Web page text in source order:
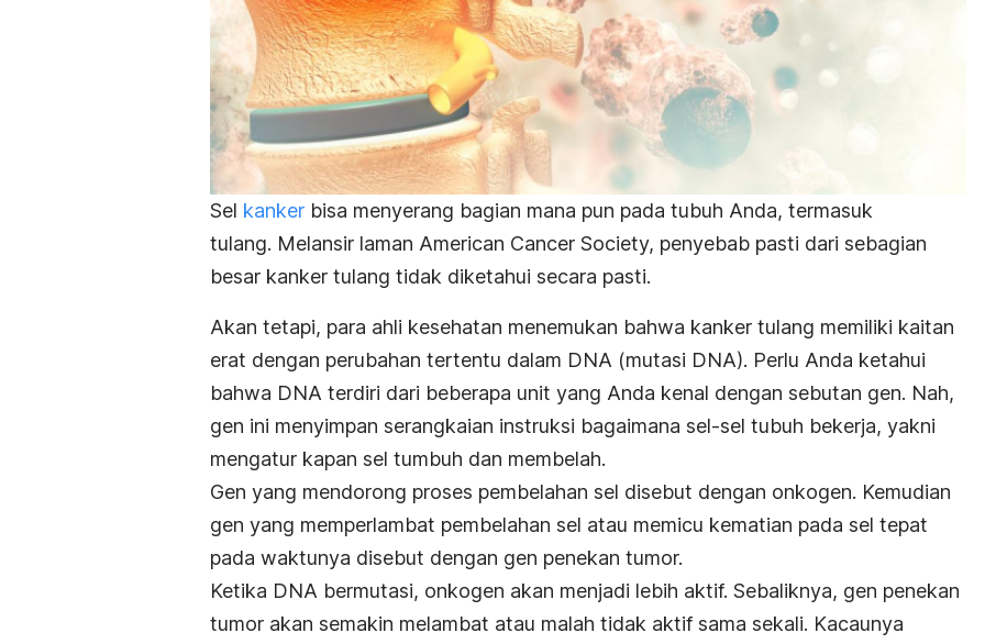
Sel kanker bisa menyerang bagian mana pun pada tubuh Anda, termasuk
tulang. Melansir laman American Cancer Society, penyebab pasti dari sebagian
besar kanker tulang tidak diketahui secara pasti.
Akan tetapi, para ahli kesehatan menemukan bahwa kanker tulang memiliki kaitan
erat dengan perubahan tertentu dalam DNA (mutasi DNA). Perlu Anda ketahui
bahwa DNA terdiri dari beberapa unit yang Anda kenal dengan sebutan gen. Nah,
gen ini menyimpan serangkaian instruksi bagaimana sel-sel tubuh bekerja, yakni
mengatur kapan sel tumbuh dan membelah.
Gen yang mendorong proses pembelahan sel disebut dengan onkogen. Kemudian
gen yang memperlambat pembelahan sel atau memicu kematian pada sel tepat
pada waktunya disebut dengan gen penekan tumor.
Ketika DNA bermutasi, onkogen akan menjadi lebih aktif. Sebaliknya, gen penekan
tumor akan semakin melambat atau malah tidak aktif sama sekali. Kacaunya